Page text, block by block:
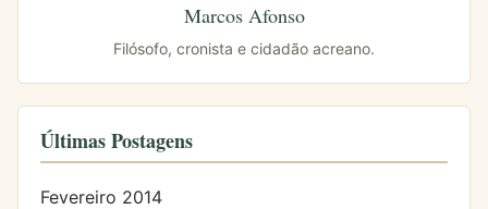
Marcos Afonso
Filósofo, cronista e cidadão acreano.
Últimas Postagens
Fevereiro 2014